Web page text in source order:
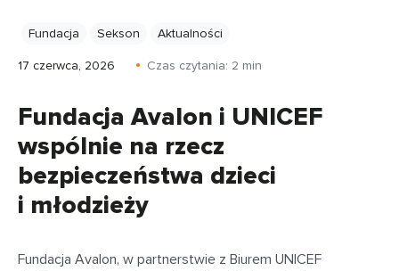
Fundacja Sekson Aktualności
17 czerwca, 2026 Czas czytania: 2 min
Fundacja Avalon i UNICEF
wspólnie na rzecz
bezpieczeństwa dzieci
i młodzieży
Fundacja Avalon, w partnerstwie z Biurem UNICEF